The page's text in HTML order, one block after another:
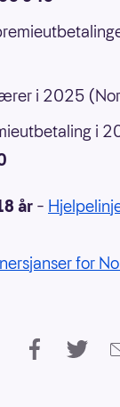
i 2025
i
år –
for